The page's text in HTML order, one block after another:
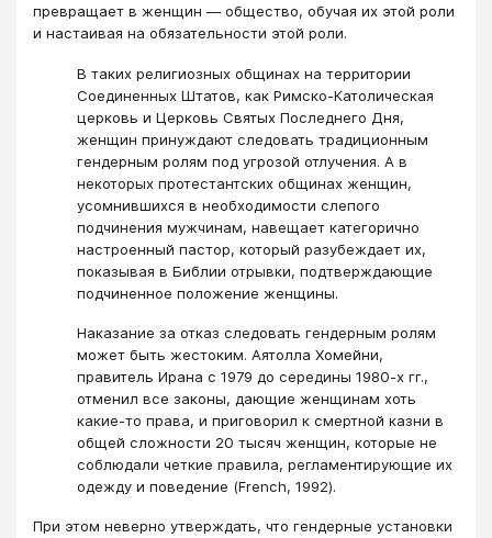
превращает в женщин — общество, обучая их этой роли
и настаивая на обязательности этой роли.
В таких религиозных общинах на территории
Соединенных Штатов, как Римско-Католическая
церковь и Церковь Святых Последнего Дня,
женщин принуждают следовать традиционным
гендерным ролям под угрозой отлучения. А в
некоторых протестантских общинах женщин,
усомнившихся в необходимости слепого
подчинения мужчинам, навещает категорично
настроенный пастор, который разубеждает их,
показывая в Библии отрывки, подтверждающие
подчиненное положение женщины.
Наказание за отказ следовать гендерным ролям
может быть жестоким. Аятолла Хомейни,
правитель Ирана с 1979 до середины 1980-х гг.,
отменил все законы, дающие женщинам хоть
какие-то права, и приговорил к смертной казни в
общей сложности 20 тысяч женщин, которые не
соблюдали четкие правила, регламентирующие их
одежду и поведение (French, 1992).
При этом неверно утверждать, что гендерные установки